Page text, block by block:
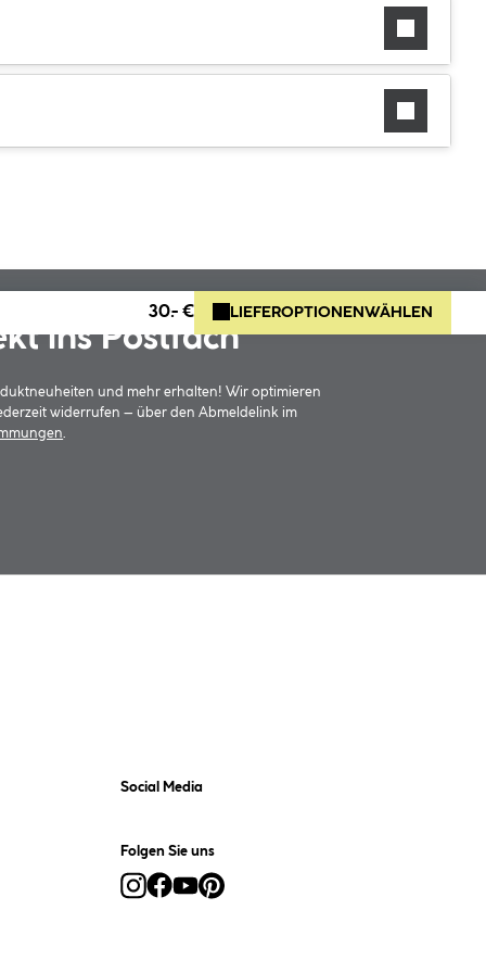
30.- € LIEFEROPTIONEN WÄHLEN
ins Postfach
und mehr erhalten! Wir optimieren
widerrufen – über den Abmeldelink im
Social Media
Folgen Sie uns